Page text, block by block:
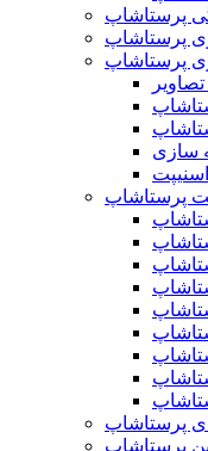
پرستاشاپ
پرستاشاپ
پرستاشاپ
پرستاشاپ
پرستاشاپ
پرستاشاپ